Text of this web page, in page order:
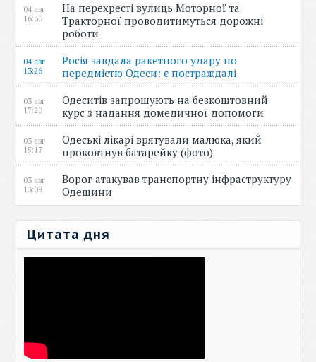
04 авг
16:30
На перехресті вулиць Моторної та
Тракторної проводитимуться дорожні
роботи
04 авг
13:26
Росія завдала ракетного удару по
передмістю Одеси: є постраждалі
03 авг
17:20
Одеситів запрошують на безкоштовний
курс з надання домедичної допомоги
03 авг
15:17
Одеські лікарі врятували малюка, який
проковтнув батарейку (фото)
03 авг
13:09
Ворог атакував транспортну інфраструктуру
Одещини
Цитата дня